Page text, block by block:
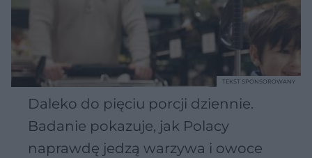
Daleko do pięciu porcji dziennie.
Badanie pokazuje, jak Polacy
naprawdę jedzą warzywa i owoce
TEKST SPONSOROWANY